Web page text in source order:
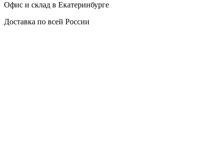
Офис и склад в Екатеринбурге
Доставка по всей России